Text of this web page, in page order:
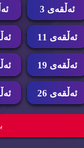
ئه‌ڵقه‌ی 3
ئه‌ڵقه‌ی 11
ئه‌ڵقه‌ی 19
ئه‌ڵقه‌ی 26
زنجیره‌ درامای شمشێر و گوڵ